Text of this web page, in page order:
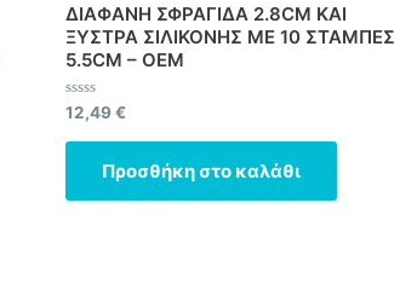
ΔΙΑΦΑΝΗ ΣΦΡΑΓΙΔΑ 2.8CM ΚΑΙ
ΞΥΣΤΡΑ ΣΙΛΙΚΟΝΗΣ ΜΕ 10 ΣΤΑΜΠΕΣ
5.5CM – OEM
Βαθμολογήθηκε
0
12,49€
Προσθήκη στο καλάθι